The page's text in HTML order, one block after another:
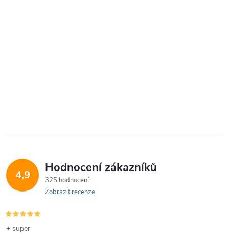
4,9 Hodnocení zákazníků
325 hodnocení
Zobrazit recenze
+ super